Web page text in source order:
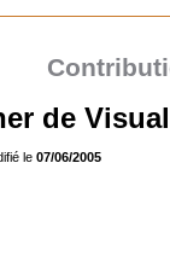
de
le 07/06/2005